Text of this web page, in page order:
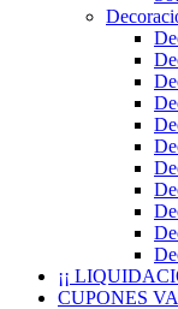
¡¡
CUPONES